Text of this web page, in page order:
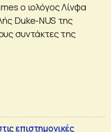
ο ιολόγος Λίνφα
Duke-NUS της
συντάκτες της
επιστημονικές